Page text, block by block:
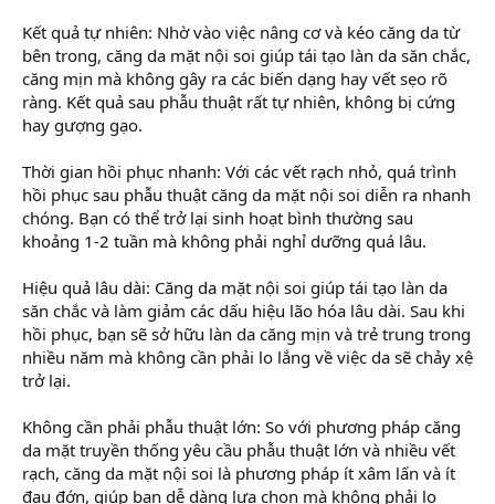
Kết quả tự nhiên: Nhờ vào việc nâng cơ và kéo căng da từ
bên trong, căng da mặt nội soi giúp tái tạo làn da săn chắc,
căng mịn mà không gây ra các biến dạng hay vết sẹo rõ
ràng. Kết quả sau phẫu thuật rất tự nhiên, không bị cứng
hay gượng gạo.
Thời gian hồi phục nhanh: Với các vết rạch nhỏ, quá trình
hồi phục sau phẫu thuật căng da mặt nội soi diễn ra nhanh
chóng. Bạn có thể trở lại sinh hoạt bình thường sau
khoảng 1-2 tuần mà không phải nghỉ dưỡng quá lâu.
Hiệu quả lâu dài: Căng da mặt nội soi giúp tái tạo làn da
săn chắc và làm giảm các dấu hiệu lão hóa lâu dài. Sau khi
hồi phục, bạn sẽ sở hữu làn da căng mịn và trẻ trung trong
nhiều năm mà không cần phải lo lắng về việc da sẽ chảy xệ
trở lại.
Không cần phải phẫu thuật lớn: So với phương pháp căng
da mặt truyền thống yêu cầu phẫu thuật lớn và nhiều vết
rạch, căng da mặt nội soi là phương pháp ít xâm lấn và ít
đau đớn, giúp bạn dễ dàng lựa chọn mà không phải lo